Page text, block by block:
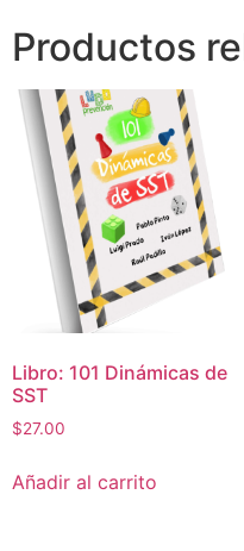
Productos
Libro: 101 Dinámicas de
SST
$27.00
Añadir al carrito